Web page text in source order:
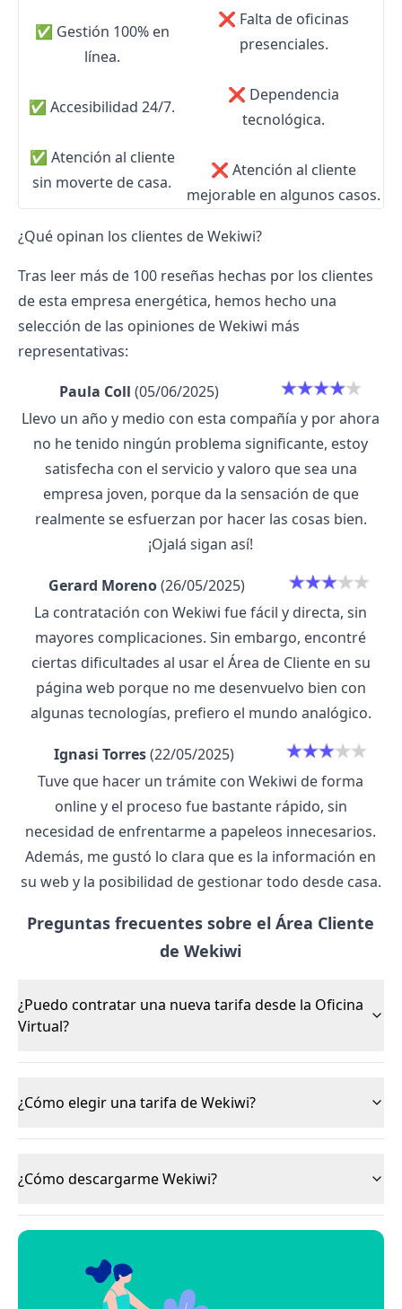
✅ Gestión 100% en
línea.
✅ Accesibilidad 24/7.
✅ Atención al cliente
sin moverte de casa.
❌ Falta de oficinas
presenciales.
❌ Dependencia
tecnológica.
❌ Atención al cliente
mejorable en algunos casos.
¿Qué opinan los clientes de Wekiwi?
Tras leer más de 100 reseñas hechas por los clientes
de esta empresa energética, hemos hecho una
selección de las opiniones de Wekiwi más
representativas:
Paula Coll (05/06/2025)
Llevo un año y medio con esta compañía y por ahora
no he tenido ningún problema significante, estoy
satisfecha con el servicio y valoro que sea una
empresa joven, porque da la sensación de que
realmente se esfuerzan por hacer las cosas bien.
¡Ojalá sigan así!
Gerard Moreno(26/05/2025)
La contratación con Wekiwi fue fácil y directa, sin
mayores complicaciones. Sin embargo, encontré
ciertas dificultades al usar el Área de Cliente en su
página web porque no me desenvuelvo bien con
algunas tecnologías, prefiero el mundo analógico.
Ignasi Torres(22/05/2025)
Tuve que hacer un trámite con Wekiwi de forma
online y el proceso fue bastante rápido, sin
necesidad de enfrentarme a papeleos innecesarios.
Además, me gustó lo clara que es la información en
su web y la posibilidad de gestionar todo desde casa.
Preguntas frecuentes sobre el Área Cliente
de Wekiwi
¿Puedo contratar una nueva tarifa desde la Oficina
Virtual?
¿Cómo elegir una tarifa de Wekiwi?
¿Cómo descargarme Wekiwi?